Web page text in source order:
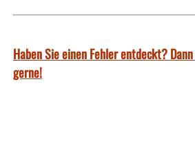
Haben Sie einen Fehler entdeckt?
gerne!